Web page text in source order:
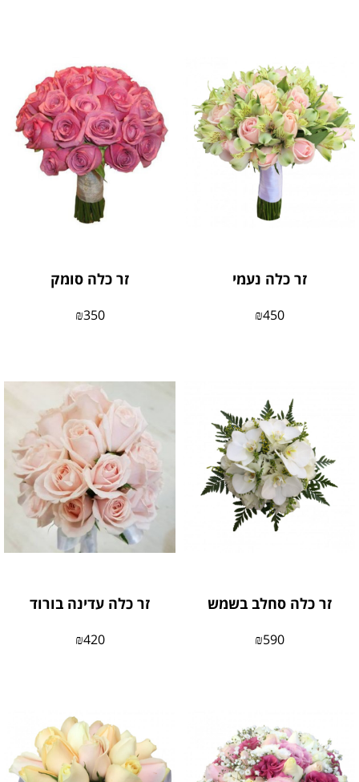
זר כלה נעמי
₪450
זר כלה סומק
₪350
זר כלה סחלב בשמש
₪590
זר כלה עדינה בורוד
₪420